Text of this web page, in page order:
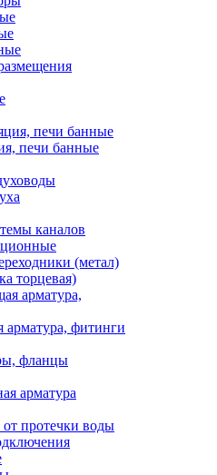
печи банные
каналов
(метал)
торцевая)
арматура, фитинги
фланцы
арматура
протечки воды